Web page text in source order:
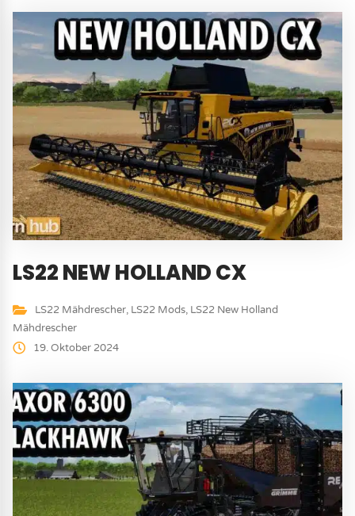
LS22 NEW HOLLAND CX
LS22 Mähdrescher, LS22 Mods, LS22 New Holland
Mähdrescher
19. Oktober 2024